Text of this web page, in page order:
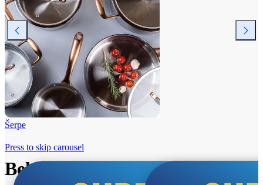
Šerpe
Beko i Tesla super cene
Press to skip carousel